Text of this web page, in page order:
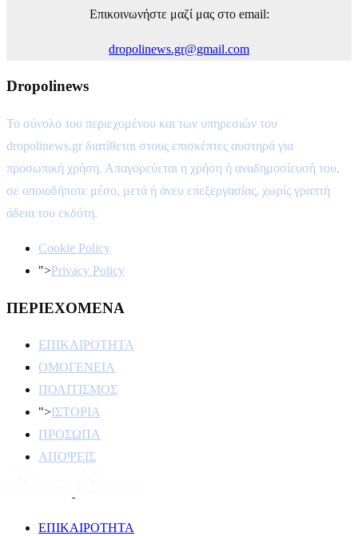
Επικοινωνήστε μαζί μας στο email:
dropolinews.gr@gmail.com
Dropolinews
Το σύνολο του περιεχομένου και των υπηρεσιών του
dropolinews.gr διατίθεται στους επισκέπτες αυστηρά για
προσωπική χρήση. Απαγορεύεται η χρήση ή αναδημοσίευσή του,
σε οποιοδήποτε μέσο, μετά ή άνευ επεξεργασίας, χωρίς γραπτή
άδεια του εκδότη.
Cookie Policy
">Privacy Policy
ΠΕΡΙΕΧΟΜΕΝΑ
ΕΠΙΚΑΙΡΟΤΗΤΑ
ΟΜΟΓΕΝΕΙΑ
ΠΟΛΙΤΙΣΜΟΣ
">ΙΣΤΟΡΙΑ
ΠΡΟΣΩΠΑ
ΑΠΟΨΕΙΣ
ΕΠΙΚΑΙΡΟΤΗΤΑ